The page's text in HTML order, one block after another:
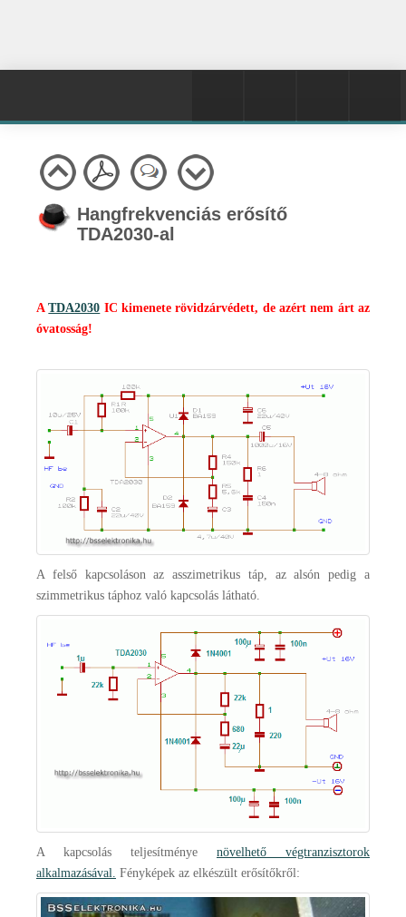
Hangfrekvenciás erősítő
TDA2030-al
ATDA2030 IC kimenete rövidzárvédett, de azért nem árt az
óvatosság!
A felső kapcsoláson az asszimetrikus táp, az alsón pedig a
szimmetrikus táphoz való kapcsolás látható.
A kapcsolás teljesítménye növelhető végtranzisztorok
alkalmazásával.
Fényképek az elkészült erősítőkről: